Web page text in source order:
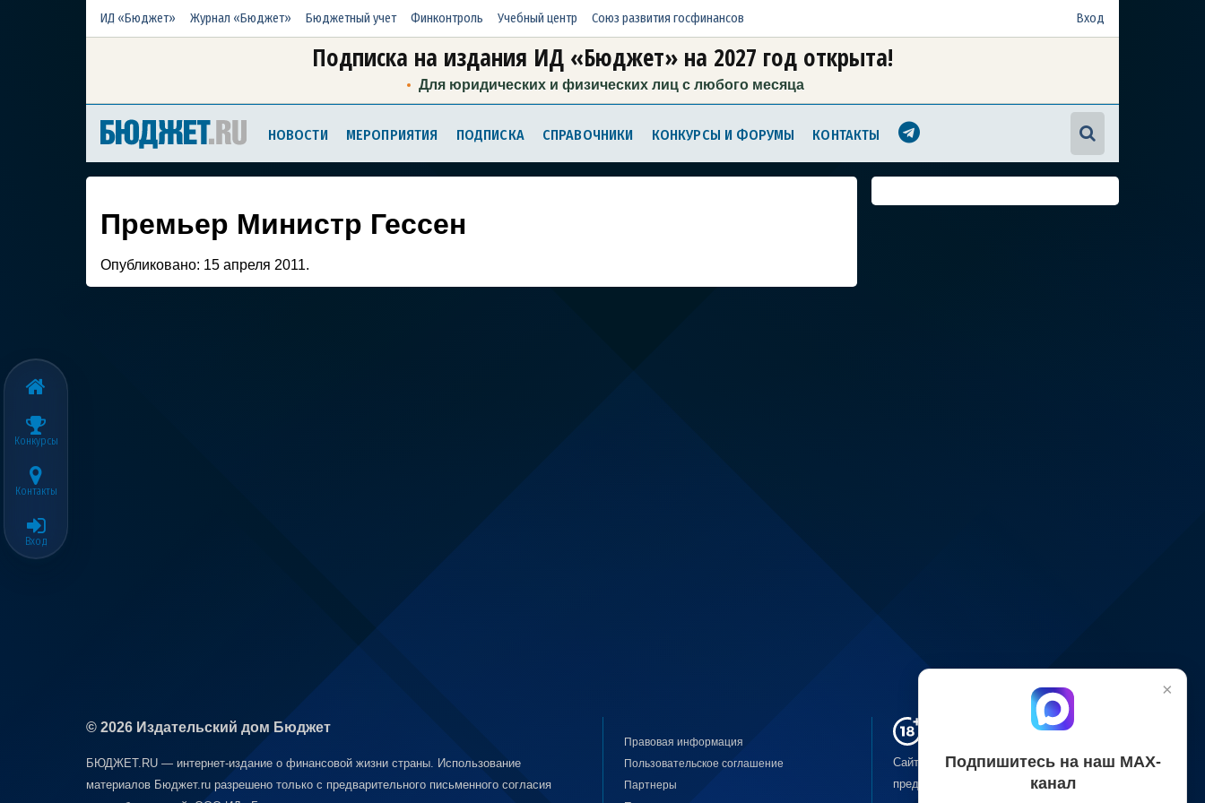
Конкурсы
Контакты
Вход
ИД «Бюджет» Журнал «Бюджет» Бюджетный учет Финконтроль Учебный центр Союз развития госфинансов Вход
Подписка на издания ИД «Бюджет» на 2027 год открыта!
Для юридических и физических лиц с любого месяца
НОВОСТИ МЕРОПРИЯТИЯ ПОДПИСКА СПРАВОЧНИКИ КОНКУРСЫ И ФОРУМЫ КОНТАКТЫ
Премьер Министр Гессен
Опубликовано: 15 апреля 2011.
© 2026 Издательский дом Бюджет
БЮДЖЕТ.RU — интернет-издание о финансовой жизни страны. Использование
материалов Бюджет.ru разрешено только с предварительного письменного согласия
Правовая информация
Пользовательское соглашение
Партнеры
×
Подпишитесь на наш МАХ-
канал
Сайт может содержать материалы, не
предназначенные для лиц младше